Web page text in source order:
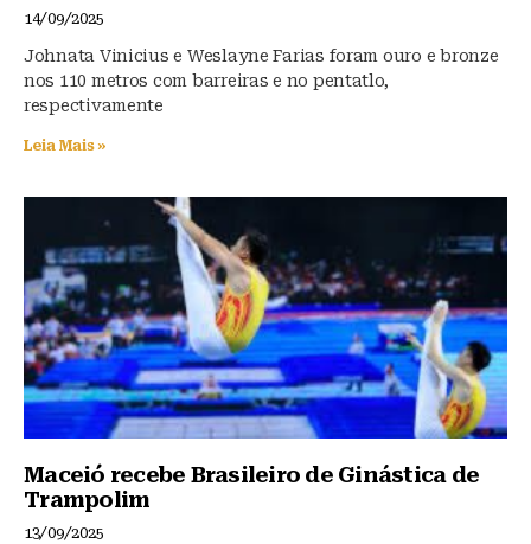
14/09/2025
Johnata Vinicius e Weslayne Farias foram ouro e bronze
nos 110 metros com barreiras e no pentatlo,
respectivamente
Leia Mais »
Maceió recebe Brasileiro de Ginástica de
Trampolim
13/09/2025